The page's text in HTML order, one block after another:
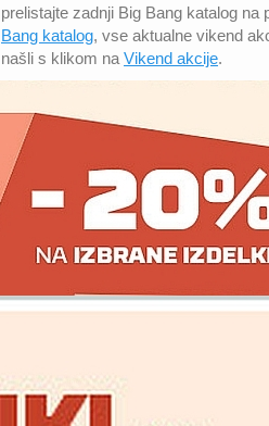
prelistajte zadnji Big Bang katalog na
Bang katalog, vse aktualne vikend
našli s klikom na Vikend akcije.